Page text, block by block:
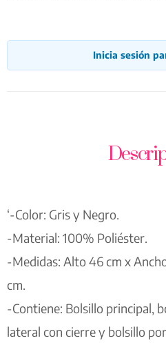
Inicia sesión
‘-Color: Gris y Negro.
-Material: 100% Poliéster.
-Medidas: Alto 46 cm x
cm.
-Contiene: Bolsillo principal,
lateral con cierre y bolsillo